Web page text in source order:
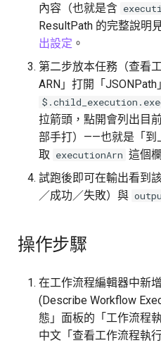
內容（也就是含
ResultPath 的完整說明
出設定 。
第二步放本任務（查看
ARN」打開「
拉箭頭，點開會列出目
部手打）——也就是「到
取 executionArn 這個
試跑後即可在輸出看到
／成功／失敗）與
操作步驟
在工作流程編輯器中新
(Describe Workflow
態」面板的「工作流程
中文「查看工作流程執